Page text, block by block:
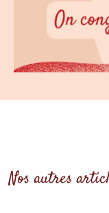
Nos autres